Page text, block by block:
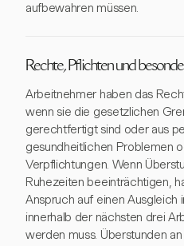
aufbewahren müssen.
Rechte, Pflichten und
Arbeitnehmer haben das
wenn sie die gesetzlichen
gerechtfertigt sind oder aus
gesundheitlichen Problemen
Verpflichtungen. Wenn
Ruhezeiten beeinträchtigen,
Anspruch auf einen Ausgleich
innerhalb der nächsten drei
werden muss. Überstunden